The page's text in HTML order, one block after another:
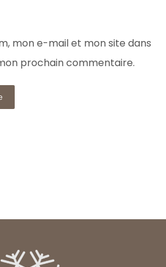
mon e-mail et mon site dans
prochain commentaire.